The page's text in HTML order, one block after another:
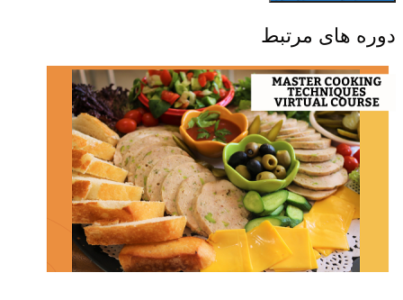
دوره های مرتبط